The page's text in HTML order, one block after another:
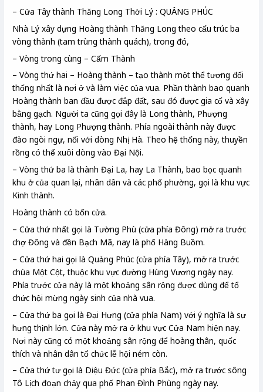
– Cửa Tây thành Thăng Long Thời Lý : QUẢNG PHÚC
Nhà Lý xây dựng Hoàng thành Thăng Long theo cấu trúc ba
vòng thành (tam trùng thành quách), trong đó,
– Vòng trong cùng – Cấm Thành
– Vòng thứ hai – Hoàng thành – tạo thành một thể tương đối
thống nhất là nơi ở và làm việc của vua. Phần thành bao quanh
Hoàng thành ban đầu được đắp đất, sau đó được gia cố và xây
bằng gạch. Người ta cũng gọi đây là Long thành, Phượng
thành, hay Long Phượng thành. Phía ngoài thành này được
đào ngòi ngự, nối với dòng Nhị Hà. Theo hệ thống này, thuyền
rồng có thể xuôi dòng vào Đại Nội.
– Vòng thứ ba là thành Đại La, hay La Thành, bao bọc quanh
khu ở của quan lại, nhân dân và các phố phường, gọi là khu vực
Kinh thành.
Hoàng thành có bốn cửa.
– Cửa thứ nhất gọi là Tường Phù (cửa phía Đông) mở ra trước
chợ Đông và đền Bạch Mã, nay là phố Hàng Buồm.
– Cửa thứ hai gọi là Quảng Phúc (cửa phía Tây), mở ra trước
chùa Một Cột, thuộc khu vực đường Hùng Vương ngày nay.
Phía trước cửa này là một khoảng sân rộng được dùng để tổ
chức hội mừng ngày sinh của nhà vua.
– Cửa thứ ba gọi là Đại Hưng (cửa phía Nam) với ý nghĩa là sự
hưng thịnh lớn. Cửa này mở ra ở khu vực Cửa Nam hiện nay.
Nơi này cũng có một khoảng sân rộng để hoàng thân, quốc
thích và nhân dân tổ chức lễ hội ném còn.
– Cửa thứ tư gọi là Diệu Đức (cửa phía Bắc), mở ra trước sông
Tô Lịch đoạn chảy qua phố Phan Đình Phùng ngày nay.